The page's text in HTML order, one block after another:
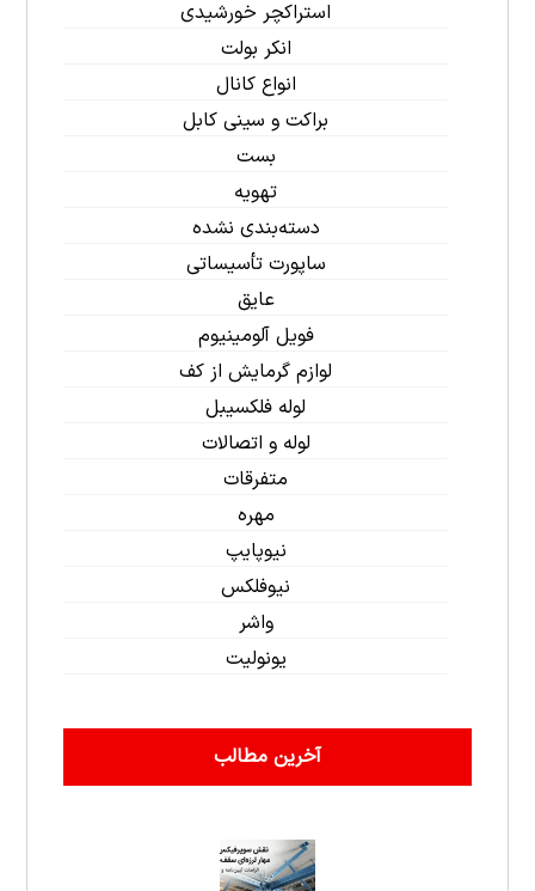
استراکچر خورشیدی
انکر بولت
انواع کانال
براکت و سینی کابل
بست
تهویه
دسته‌بندی نشده
ساپورت تأسیساتی
عایق
فویل آلومینیوم
لوازم گرمایش از کف
لوله فلکسیبل
لوله و اتصالات
متفرقات
مهره
نیوپایپ
نیوفلکس
واشر
یونولیت
آخرین مطالب